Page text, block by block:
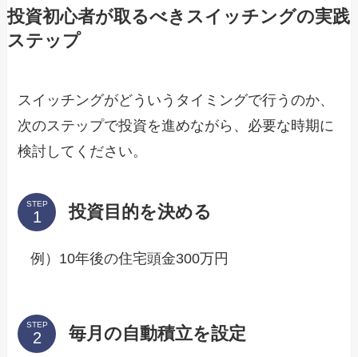
投資初心者が取るべきスイッチングの実践
ステップ
スイッチングがどういうタイミングで行うのか、
次のステップで投資を進めながら、必要な時期に
検討してください。
STEP 投資目的を決める
例）10年後の住宅頭金300万円
STEP 毎月の自動積立を設定